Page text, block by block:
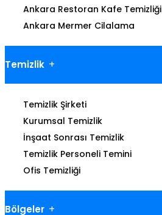
Ankara Restoran Kafe Temizliği
Ankara Mermer Cilalama
Temizlik
Temizlik Şirketi
Kurumsal Temizlik
İnşaat Sonrası Temizlik
Temizlik Personeli Temini
Ofis Temizliği
Bölgeler